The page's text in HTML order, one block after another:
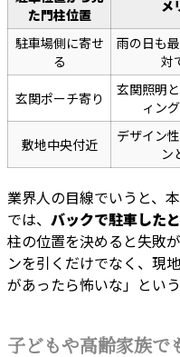
た門柱位置
メ
駐車場側に寄せ
る
雨の日も
対
玄関ポーチ寄り
玄関照明
ィン
敷地中央付近
デザイン
ン
業界人の目線でいうと、
では、 バックで駐車した
柱の位置を決めると失敗
ンを引くだけでなく、現
があったら怖いな」とい
子どもや高齢家族で